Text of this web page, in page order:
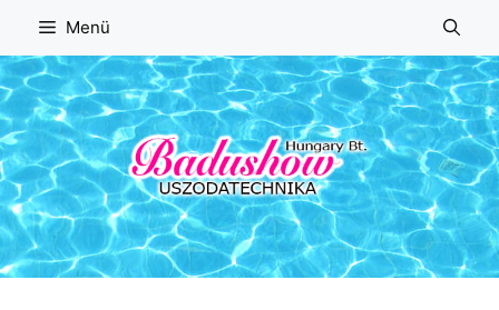
tartalomba
Menü